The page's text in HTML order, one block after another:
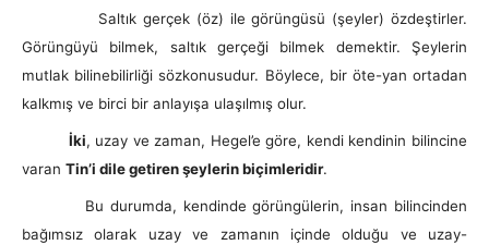
Saltık gerçek (öz) ile görüngüsü (şeyler) özdeştirler.
Görüngüyü bilmek, saltık gerçeği bilmek demektir. Şeylerin
mutlak bilinebilirliği sözkonusudur. Böylece, bir öte-yan ortadan
kalkmış ve birci bir anlayışa ulaşılmış olur.
İki, uzay ve zaman, Hegel’e göre, kendi kendinin bilincine
varan Tin’i dile getiren şeylerin biçimleridir.
Bu durumda, kendinde görüngülerin, insan bilincinden
bağımsız olarak uzay ve zamanın içinde olduğu ve uzay-